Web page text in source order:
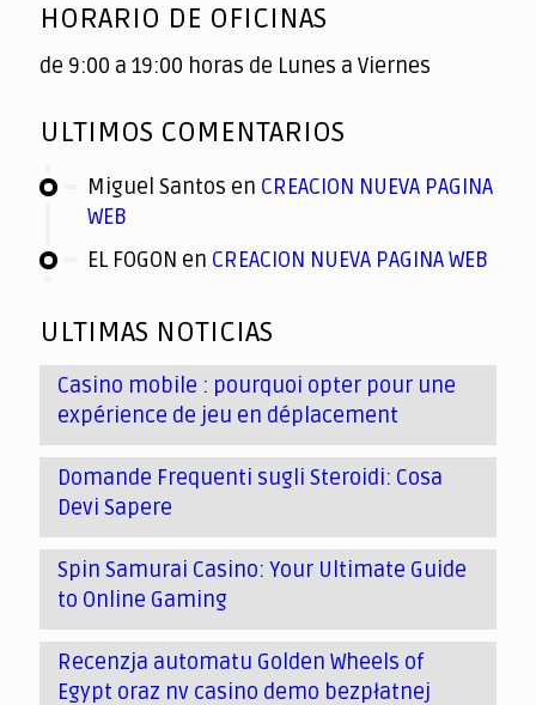
HORARIO DE OFICINAS
de 9:00 a 19:00 horas de Lunes a Viernes
ULTIMOS COMENTARIOS
Miguel Santos en CREACION NUEVA PAGINA
WEB
EL FOGON en CREACION NUEVA PAGINA WEB
ULTIMAS NOTICIAS
Casino mobile : pourquoi opter pour une
expérience de jeu en déplacement
Domande Frequenti sugli Steroidi: Cosa
Devi Sapere
Spin Samurai Casino: Your Ultimate Guide
to Online Gaming
Recenzja automatu Golden Wheels of
Egypt oraz nv casino demo bezpłatnej